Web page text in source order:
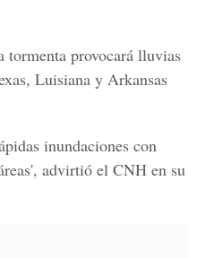
tormenta provocará lluvias
Luisiana y Arkansas
inundaciones con
advirtió el CNH en su